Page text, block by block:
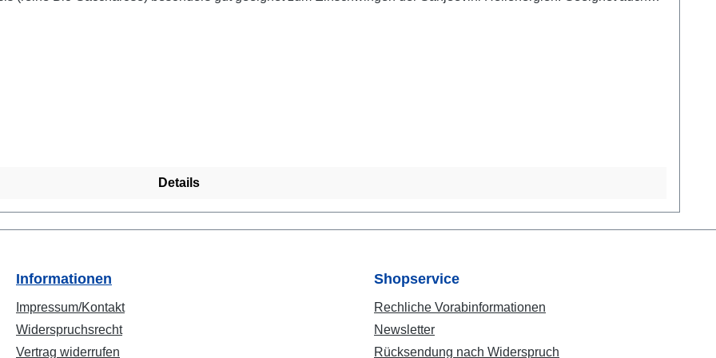
Zertifizierung durch Kontrollstelle DE-ÖKO-070
Details
Informationen
Impressum/Kontakt
Widerspruchsrecht
Vertrag widerrufen
Shopservice
Rechliche Vorabinformationen
Newsletter
Rücksendung nach Widerspruch